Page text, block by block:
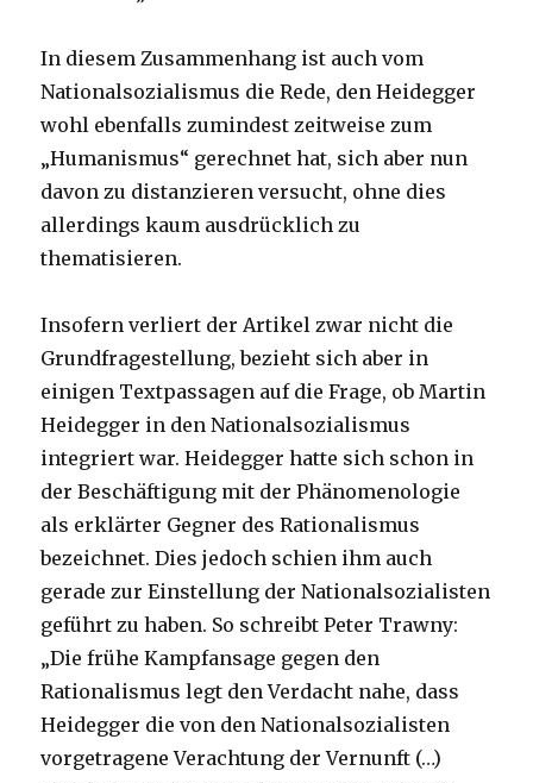
In diesem Zusammenhang ist auch vom
Nationalsozialismus die Rede, den Heidegger
wohl ebenfalls zumindest zeitweise zum
„Humanismus“ gerechnet hat, sich aber nun
davon zu distanzieren versucht, ohne dies
allerdings kaum ausdrücklich zu
thematisieren.
Insofern verliert der Artikel zwar nicht die
Grundfragestellung, bezieht sich aber in
einigen Textpassagen auf die Frage, ob Martin
Heidegger in den Nationalsozialismus
integriert war. Heidegger hatte sich schon in
der Beschäftigung mit der Phänomenologie
als erklärter Gegner des Rationalismus
bezeichnet. Dies jedoch schien ihm auch
gerade zur Einstellung der Nationalsozialisten
geführt zu haben. So schreibt Peter Trawny:
„Die frühe Kampfansage gegen den
Rationalismus legt den Verdacht nahe, dass
Heidegger die von den Nationalsozialisten
vorgetragene Verachtung der Vernunft (…)